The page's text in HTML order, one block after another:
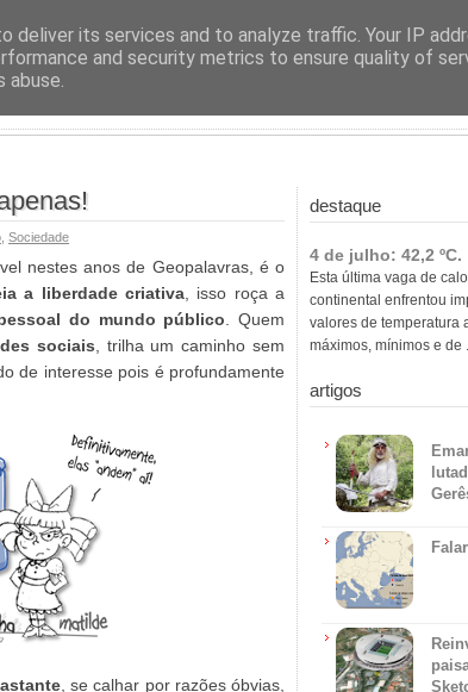
Sociedade
nestes anos de Geopalavras, é o
a liberdade criativa , isso roça a
do mundo público . Quem
sociais , trilha um caminho sem
de interesse pois é profundamente
, se calhar por razões óbvias,
destaque
4 de julho: 42,2 ºC.
Esta última vaga de
continental enfrentou
valores de temperatura
máximos, mínimos e de
artigos
deliver its services and to analyze traffic. Your IP
and security metrics to ensure quality of
abuse.